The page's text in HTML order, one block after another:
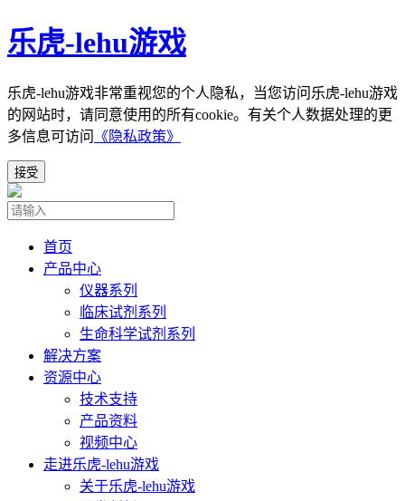
乐虎-lehu游戏
乐虎-lehu游戏非常重视您的个人隐私，当您访问乐虎-lehu游戏
的网站时，请同意使用的所有cookie。有关个人数据处理的更
多信息可访问
《隐私政策》
接受
首页
产品中心
仪器系列
临床试剂系列
生命科学试剂系列
解决方案
资源中心
技术支持
产品资料
视频中心
走进乐虎-lehu游戏
关于乐虎-lehu游戏